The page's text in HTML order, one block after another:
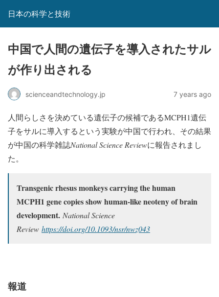
日本の科学と技術
中国で人間の遺伝子を導入されたサル
が作り出される
scienceandtechnology.jp 7 years ago
人間らしさを決めている遺伝子の候補であるMCPH1遺伝
子をサルに導入するという実験が中国で行われ、その結果
が中国の科学雑誌National Science Reviewに報告されまし
た。
Transgenic rhesus monkeys carrying the human
MCPH1 gene copies show human-like neoteny of brain
development. National Science
Review https://doi.org/10.1093/nsr/nwz043
報道